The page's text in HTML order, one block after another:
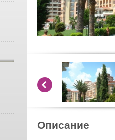
Описание